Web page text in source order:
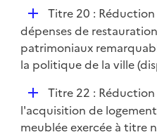
D
é
p
l
r
Titre 20 :
dépenses de
patrimoniaux
la politique de la ville
D
é
p
Titre 22 :
l'acquisition de
meublée exercée à titre